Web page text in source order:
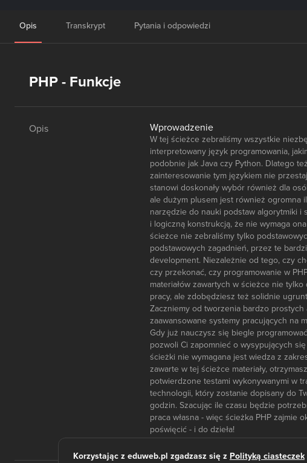
Opis Transkrypt Pytania i odpowiedzi
PHP - Funkcje
Opis Wprowadzenie
W tej ścieżce zebraliśmy wszystkie
interpretowany język programowania,
podobnie jak Java czy Python. Dlatego
zainteresowanie tym językiem nie
stanowi doskonały wybór również dla
ale dużym plusem jest również ogromna
narzędzie do nauki podstaw algorytmiki i
i logiczną konstrukcją, że nie wymaga
ścieżce nie zebraliśmy tylko
podstawowych zagadnień, przez te
development. Niezależnie od tego, czy
czy przekonać, czy programowanie w
materiałów zawartych w ścieżce nie
pracy, ale zdobędziesz też solidnie
Zaczniemy od tworzenia bardzo
zaawansowane systemy pracujących na
Gdy już nauczysz się biegle
pozwoli Ci zapomnieć o wysypujących
ścieżki nie wymagana jest wiedza z
zawarte w tej ścieżce materiały,
potwierdzone testami wykonywanymi w
technologii, który zostanie dopisany do
godzin. Szacując ile czasu będzie
praca własna - więc ścieżka PHP zajmie
poświęcić - i do dzieła!
Korzystając z eduweb.pl zgadzasz się z Polityką ciasteczek